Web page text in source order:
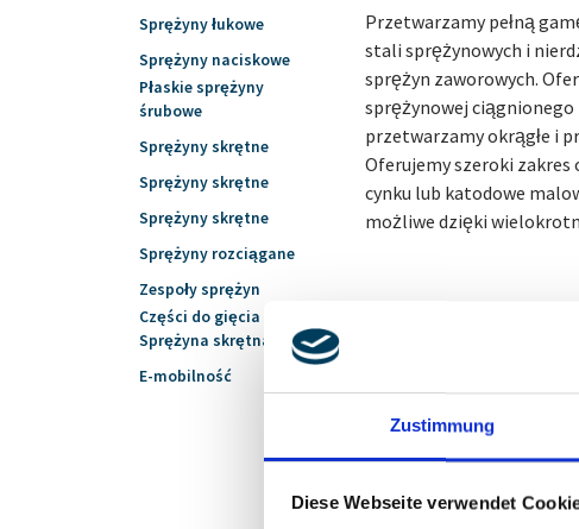
Zustimmung
Diese Webseite verwendet
Sprężyny łukowe
Sprężyny naciskowe
Płaskie sprężyny
śrubowe
Sprężyny skrętne
Sprężyny skrętne
Sprężyny skrętne
Sprężyny rozciągane
Zespoły sprężyn
Części do gięcia drutu /
Sprężyna skrętna
E-mobilność
Przetwarzamy pełną
stali sprężynowych i
sprężyn zaworowych.
sprężynowej ciągnionego
przetwarzamy okrągłe i
Oferujemy szeroki
cynku lub katodowe
możliwe dzięki